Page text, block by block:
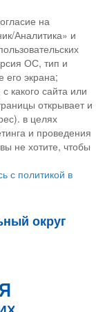
на
Аналитика» и
ОС, тип и
его экрана;
какого сайта или
открывает и
в целях
и проведения
не хотите, чтобы
с политикой в